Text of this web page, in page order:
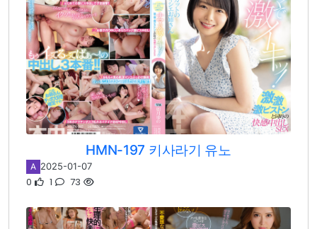
HMN-197 키사라기 유노
A 2025-01-07
0 1 73